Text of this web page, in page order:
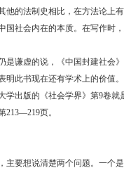
的法制史相比，在方法论上
社会内在的本质。在写作时
虚的说，《中国封建社会》
此书现在还有学术上的价值。
出版的《社会学界》第9卷就
213—219页。
要想说清楚两个问题。一个